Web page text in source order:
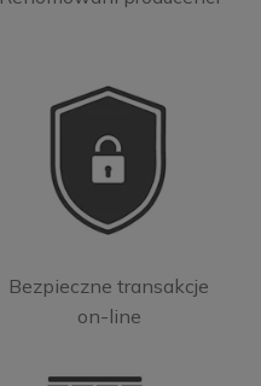
Bezpieczne transakcje
on-line